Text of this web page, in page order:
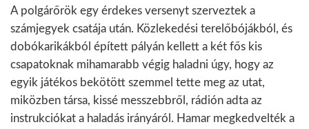
A polgárőrök egy érdekes versenyt szerveztek a
számjegyek csatája után. Közlekedési terelőbójákból, és
dobókarikákból épített pályán kellett a két fős kis
csapatoknak mihamarabb végig haladni úgy, hogy az
egyik játékos bekötött szemmel tette meg az utat,
miközben társa, kissé messzebbről, rádión adta az
instrukciókat a haladás irányáról. Hamar megkedvelték a